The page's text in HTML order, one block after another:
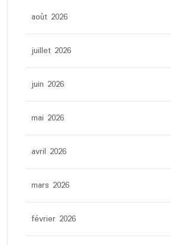
août 2026
juillet 2026
juin 2026
mai 2026
avril 2026
mars 2026
février 2026